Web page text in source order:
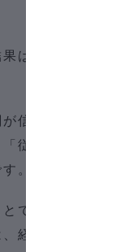
は、株主をはじ
信用力のある企
従業員のモチベ
。
で、企業側も財
経営の実情を把